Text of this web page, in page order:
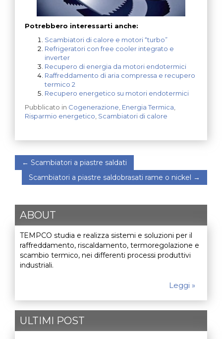
Potrebbero interessarti anche:
Scambiatori di calore e motori “turbo”
Refrigeratori con free cooler integrato e
inverter
Recupero di energia da motori endotermici
Raffreddamento di aria compressa e recupero
termico 2
Recupero energetico su motori endotermici
Pubblicato in Cogenerazione Energia Termica
Risparmio energetico Scambiatori di calore
← Scambiatori a piastre saldati
Scambiatori a piastre saldobrasati rame o nickel →
ABOUT
TEMPCO studia e realizza sistemi e soluzioni per il
raffreddamento, riscaldamento, termoregolazione e
scambio termico, nei differenti processi produttivi
industriali.
Leggi »
ULTIMI POST